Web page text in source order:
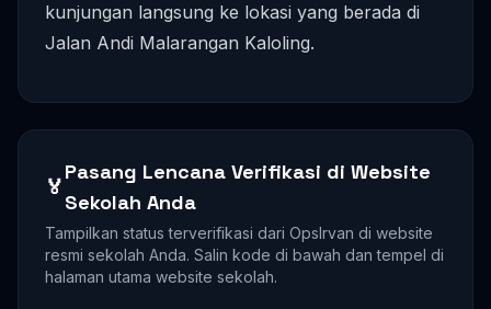
kunjungan langsung ke lokasi yang berada di
Jalan Andi Malarangan Kaloling.
🏅
Pasang Lencana Verifikasi di Website
Sekolah Anda
Tampilkan status terverifikasi dari OpsIrvan di website
resmi sekolah Anda. Salin kode di bawah dan tempel di
halaman utama website sekolah.